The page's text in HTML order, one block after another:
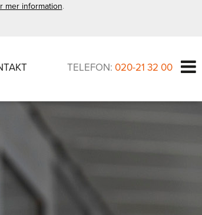
TELEFON: 020-21 32 00
mer information.